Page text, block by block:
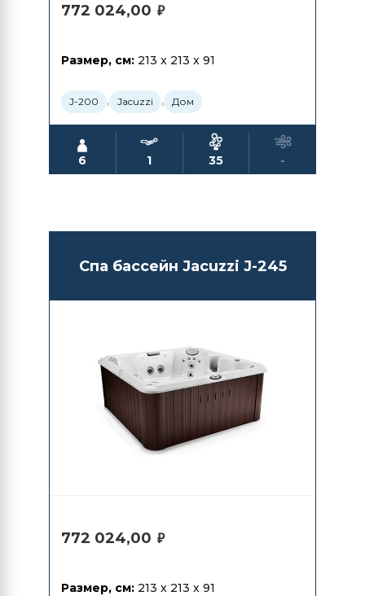
772 024,00 ₽
Размер, см: 213 x 213 x 91
J-200 , Jacuzzi , Дом
6 1 35 -
Спа бассейн Jacuzzi J-245
772 024,00 ₽
Размер, см: 213 x 213 x 91